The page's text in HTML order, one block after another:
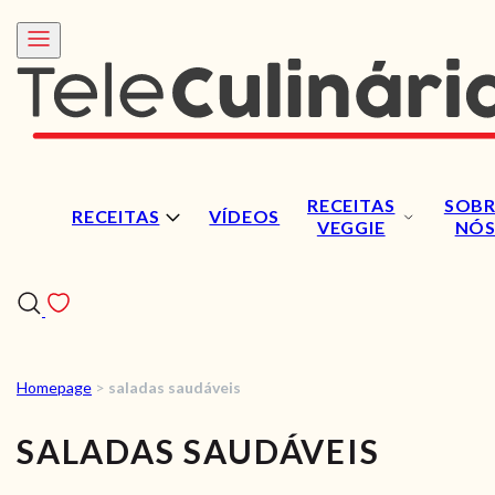
RECEITAS VÍDEOS
RECEITAS
VEGGIE
NÓS
RECEITAS
VÍDEOS
Homepage > saladas saudáveis
SALADAS SAUDÁVEIS